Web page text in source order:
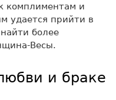
комплиментам и
удается прийти в
более
Весы.
и браке